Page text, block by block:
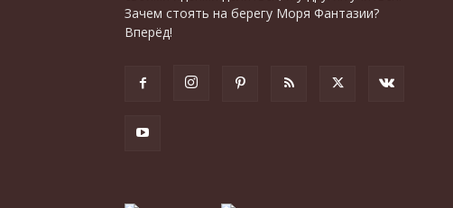
Зачем стоять на берегу Моря Фантазии?
Вперёд!